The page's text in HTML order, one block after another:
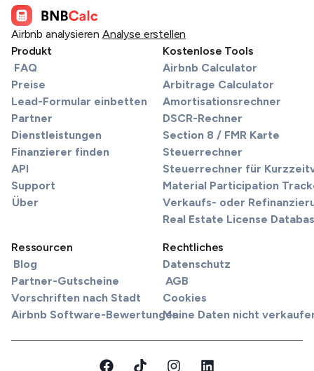
Airbnb analysieren Analyse erstellen
Produkt
FAQ
Preise
Lead-Formular einbetten
Partner
Dienstleistungen
Finanzierer finden
API
Support
Über
Kostenlose Tools
Airbnb Calculator
Arbitrage Calculator
Amortisationsrechner
DSCR-Rechner
Section 8 / FMR Karte
Steuerrechner
Steuerrechner für
Material Participation
Verkaufs- oder
Real Estate License
Ressourcen
Blog
Partner-Gutscheine
Vorschriften nach Stadt
Airbnb Software-Bewertungen
Rechtliches
Datenschutz
AGB
Cookies
Meine Daten nicht